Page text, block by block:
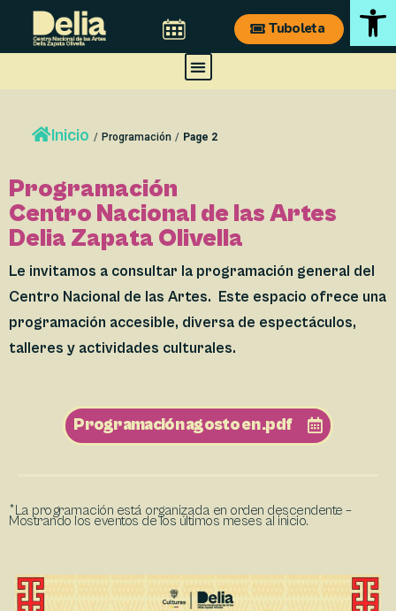
Tuboleta
Menu
Inicio / Programación / Page 2
Programación
Centro Nacional de las Artes
Delia Zapata Olivella
Le invitamos a consultar la programación general del
Centro Nacional de las Artes. Este espacio ofrece una
programación accesible, diversa de espectáculos,
talleres y actividades culturales.
Programación agosto en .pdf
*La programación está organizada en orden descendente –
Mostrando los eventos de los últimos meses al inicio.